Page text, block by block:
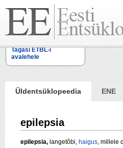
Tagasi ETBL-i
avalehele
Üldentsüklopeedia ENE
epilepsia
epilepsia, langetõbi, haigus, millele